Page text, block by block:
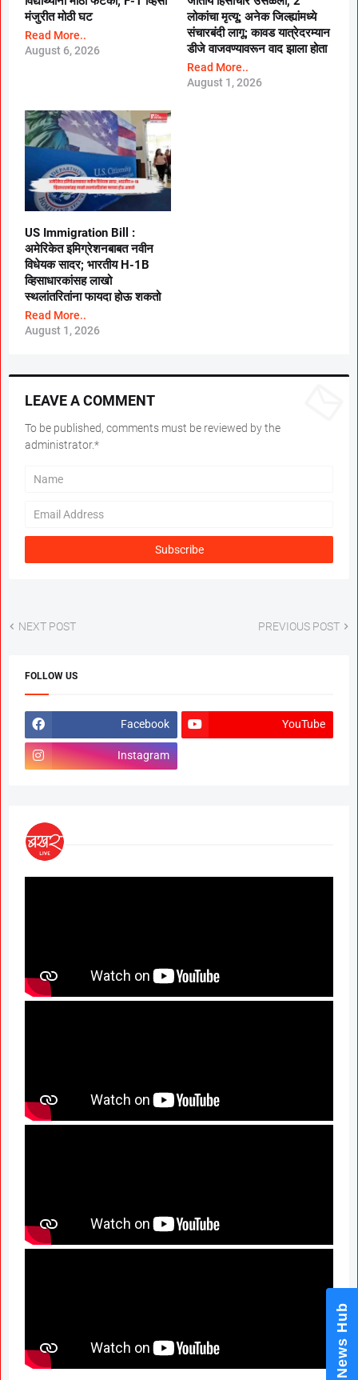
मंजुरीत मोठी घट
Read More..
August 6, 2026
लोकांचा मृत्यू; अनेक जिल्ह्यांमध्ये
संचारबंदी लागू; कावड यात्रेदरम्यान
डीजे वाजवण्यावरून वाद झाला होता
Read More..
August 1, 2026
US Immigration Bill :
अमेरिकेत इमिग्रेशनबाबत नवीन
विधेयक सादर; भारतीय H-1B
व्हिसाधारकांसह लाखो
स्थलांतरितांना फायदा होऊ शकतो
Read More..
August 1, 2026
LEAVE A COMMENT
To be published, comments must be reviewed by the
administrator.*
NEXT POST PREVIOUS POST
FOLLOW US
Facebook YouTube
Instagram
Certificates Issued in